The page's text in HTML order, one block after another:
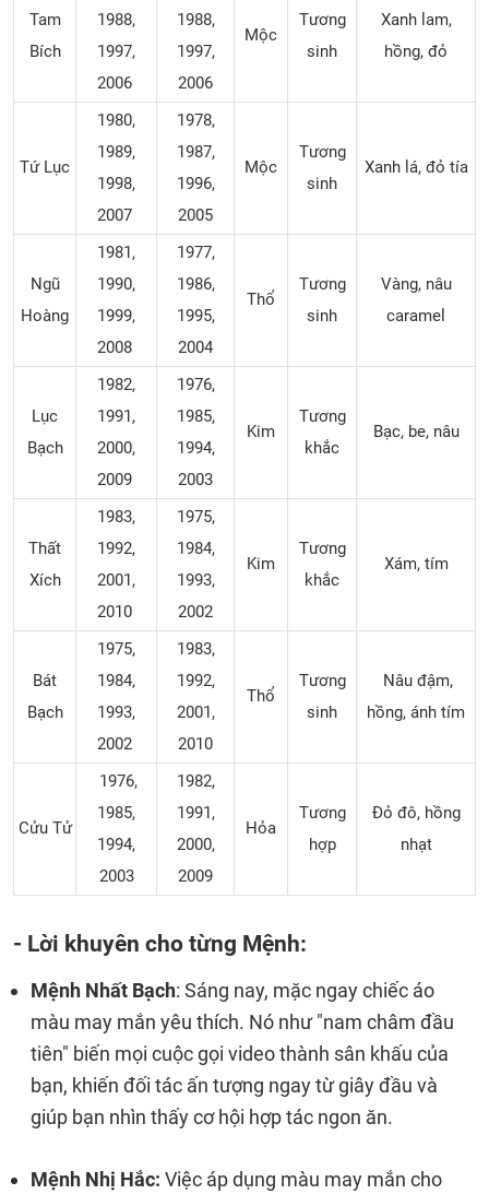
Tam
Bích
1988,
1997,
2006
1988,
1997,
2006
Mộc
Tương
sinh
Xanh lam,
hồng, đỏ
Tứ Lục
1980,
1989,
1998,
2007
1978,
1987,
1996,
2005
Mộc
Tương
sinh
Xanh lá, đỏ tía
Ngũ
Hoàng
1981,
1990,
1999,
2008
1977,
1986,
1995,
2004
Thổ
Tương
sinh
Vàng, nâu
caramel
Lục
Bạch
1982,
1991,
2000,
2009
1976,
1985,
1994,
2003
Kim
Tương
khắc
Bạc, be, nâu
Thất
Xích
1983,
1992,
2001,
2010
1975,
1984,
1993,
2002
Kim
Tương
khắc
Xám, tím
Bát
Bạch
1975,
1984,
1993,
2002
1983,
1992,
2001,
2010
Thổ
Tương
sinh
Nâu đậm,
hồng, ánh tím
Cửu Tử
1976,
1985,
1994,
2003
1982,
1991,
2000,
2009
Hỏa
Tương
hợp
Đỏ đô, hồng
nhạt
- Lời khuyên cho từng Mệnh:
Mệnh Nhất Bạch: Sáng nay, mặc ngay chiếc áo
màu may mắn yêu thích. Nó như "nam châm đầu
tiên" biến mọi cuộc gọi video thành sân khấu của
bạn, khiến đối tác ấn tượng ngay từ giây đầu và
giúp bạn nhìn thấy cơ hội hợp tác ngon ăn.
Mệnh Nhị Hắc: Việc áp dụng màu may mắn cho